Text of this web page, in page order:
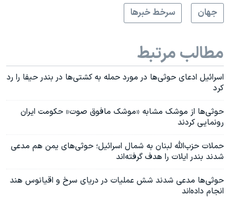
جهان
سرخط خبرها
مطالب مرتبط
اسرائيل ادعای حوثی‌ها در مورد حمله به کشتی‌ها در بندر حیفا را رد
کرد
حوثی‌ها از موشک مشابه «موشک مافوق صوت» حکومت ایران
رونمایی کردند
حملات حزب‌الله لبنان به شمال اسرائیل؛ حوثی‌های یمن هم مدعی
شدند بندر ایلات را هدف گرفته‌اند
حوثی‌ها مدعی شدند شش عملیات در دریای سرخ و اقیانوس هند
انجام داده‌اند